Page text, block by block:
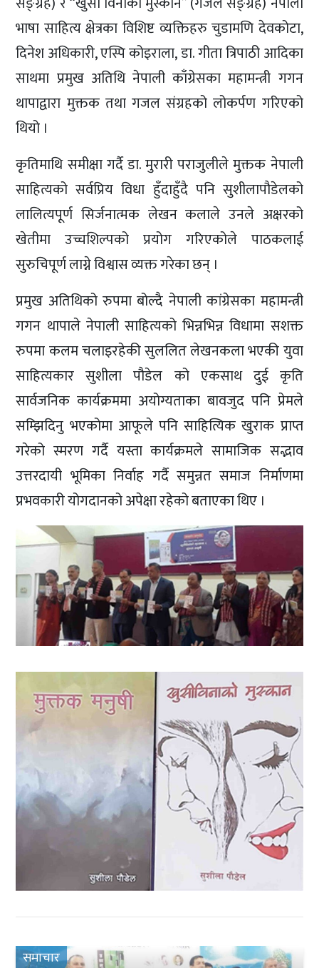
भाषा साहित्य क्षेत्रका विशिष्ट व्यक्तिहरु चुडामणि देवकोटा,
दिनेश अधिकारी, एस्पि कोइराला, डा. गीता त्रिपाठी आदिका
साथमा प्रमुख अतिथि नेपाली काँग्रेसका महामन्त्री गगन
थापाद्वारा मुक्तक तथा गजल संग्रहको लोकर्पण गरिएको
थियो ।
कृतिमाथि समीक्षा गर्दै डा. मुरारी पराजुलीले मुक्तक नेपाली
साहित्यको सर्वप्रिय विधा हुँदाहुँदै पनि सुशीलापौडेलको
लालित्यपूर्ण सिर्जनात्मक लेखन कलाले उनले अक्षरको
खेतीमा उच्चशिल्पको प्रयोग गरिएकोले पाठकलाई
सुरुचिपूर्ण लाग्ने विश्वास व्यक्त गरेका छन् ।
प्रमुख अतिथिको रुपमा बोल्दै नेपाली कांग्रेसका महामन्त्री
गगन थापाले नेपाली साहित्यको भिन्नभिन्न विधामा सशक्त
रुपमा कलम चलाइरहेकी सुललित लेखनकला भएकी युवा
साहित्यकार सुशीला पौडेल को एकसाथ दुई कृति
सार्वजनिक कार्यक्रममा अयोग्यताका बावजुद पनि प्रेमले
सम्झिदिनु भएकोमा आफूले पनि साहित्यिक खुराक प्राप्त
गरेको स्मरण गर्दै यस्ता कार्यक्रमले सामाजिक सद्भाव
उत्तरदायी भूमिका निर्वाह गर्दै समुन्नत समाज निर्माणमा
प्रभवकारी योगदानको अपेक्षा रहेको बताएका थिए ।
समाचार